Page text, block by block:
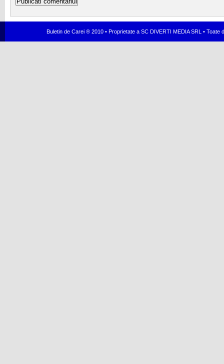
Buletin de Carei ® 2010 • Proprietate a SC DIVERTI MEDIA SRL •